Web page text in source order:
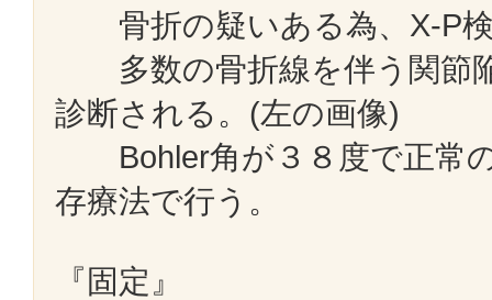
骨折の疑いある為、X-P
多数の骨折線を伴う関節
診断される。(左の画像)
Bohler角が３８度で正常
存療法で行う。
『固定』